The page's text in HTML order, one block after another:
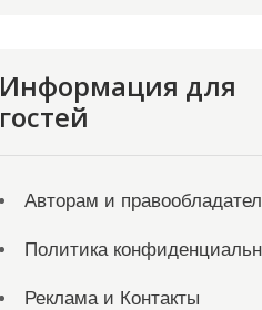
Информация для
гостей
Авторам и
Политика
Реклама и Контакты